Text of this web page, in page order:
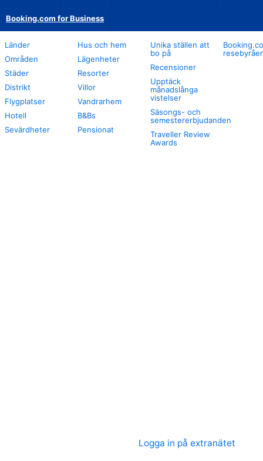
Booking.com for Business
Länder
Områden
Städer
Distrikt
Flygplatser
Hotell
Sevärdheter
Hus och hem
Lägenheter
Resorter
Villor
Vandrarhem
B&Bs
Pensionat
Unika ställen att
bo på
Recensioner
Upptäck
månadslånga
vistelser
Säsongs- och
semestererbjudanden
Traveller Review
Awards
resebyråer
Logga in på extranätet